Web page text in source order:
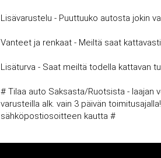
Lisävarustelu - Puuttuuko autosta jokin
Vanteet ja renkaat - Meiltä saat
Lisäturva - Saat meiltä todella kattavan
# Tilaa auto Saksasta/Ruotsista - laajan
varusteilla alk. vain 3 päivän
sähköpostiosoitteen kautta #